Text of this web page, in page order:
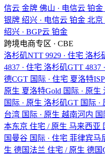
信云 金牌 佛山 · 电信云 铂金
银牌 绍兴 · 电信云 铂金 北京
绍兴 · BGP云 铂金
跨境电商专区 · CBE
洛杉矶NTT 9929 · 住宅 洛杉
4837 · 住宅 洛杉矶GTT 4837
德CGT 国际 · 住宅 夏洛特ISP
原生 夏洛特Gold 国际 · 原生
国际 · 原生 洛杉矶GT 国际 ·
台湾 国际 · 原生 越南河内
本东京 住宅 / 原生 马来西亚
国曼谷 国际 · 住宅 菲律宾马
生 德国法兰 住宅 / 原生 德国